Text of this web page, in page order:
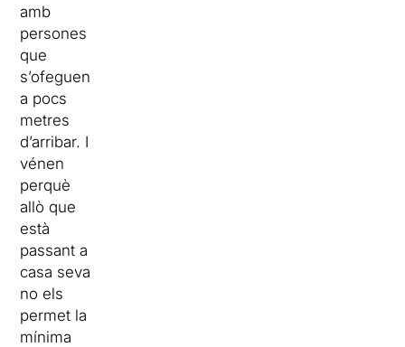
amb
persones
que
s’ofeguen
a pocs
metres
d’arribar. I
vénen
perquè
allò que
està
passant a
casa seva
no els
permet la
mínima